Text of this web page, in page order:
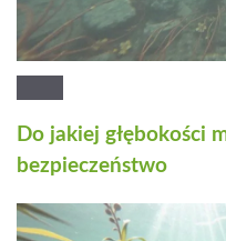
Do jakiej głębokości
bezpieczeństwo